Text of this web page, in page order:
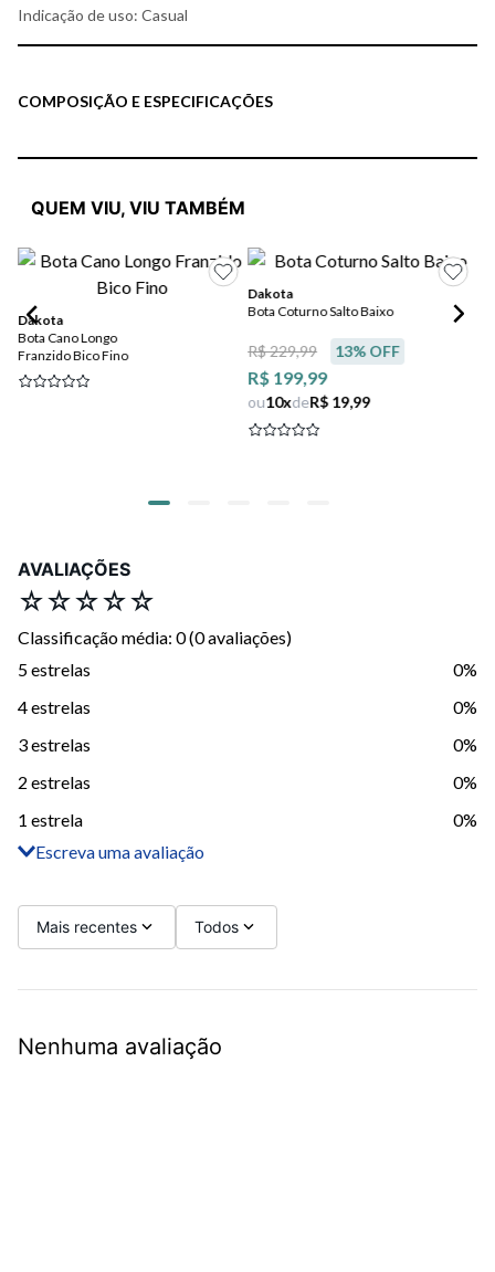
Indicação de uso: Casual
COMPOSIÇÃO E ESPECIFICAÇÕES
QUEM VIU, VIU TAMBÉM
Dakota
Bota Cano Longo
Franzido Bico Fino
Dakota
Bota Coturno Salto Baixo
R$ 199,99
R$ 229,99 13% OFF
ou10xdeR$ 19,99
AVALIAÇÕES
☆☆☆☆☆
Classificação média: 0(0 avaliações)
5 estrelas
0%
4 estrelas
0%
3 estrelas
0%
2 estrelas
0%
1 estrela
0%
Escreva uma avaliação
Título
Avalie o produto de 1 a 5 estrelas
Seu nome
Mais recentes Todos
Nenhuma avaliação